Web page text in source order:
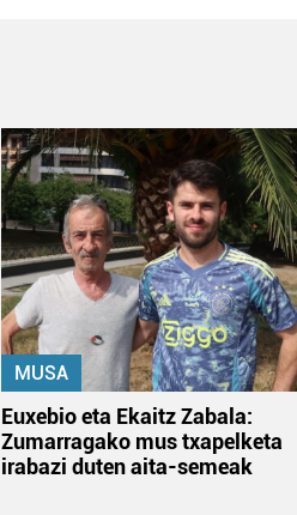
MUSA
Euxebio eta Ekaitz Zabala:
Zumarragako mus txapelketa
irabazi duten aita-semeak